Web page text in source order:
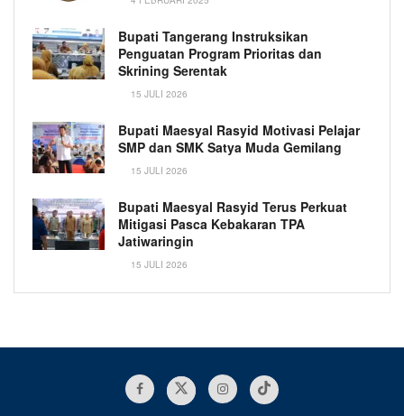
Bupati Tangerang Instruksikan
Penguatan Program Prioritas dan
Skrining Serentak
15 JULI 2026
Bupati Maesyal Rasyid Motivasi Pelajar
SMP dan SMK Satya Muda Gemilang
15 JULI 2026
Bupati Maesyal Rasyid Terus Perkuat
Mitigasi Pasca Kebakaran TPA
Jatiwaringin
15 JULI 2026